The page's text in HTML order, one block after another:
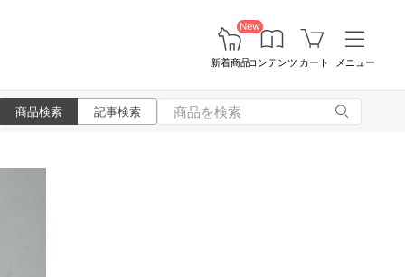
New
新着商品コンテンツ カート メニュー
商品検索 記事検索